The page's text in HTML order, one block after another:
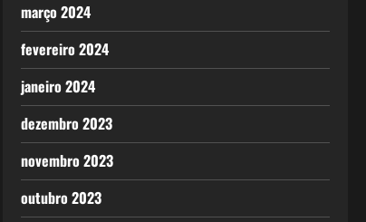
março 2024
fevereiro 2024
janeiro 2024
dezembro 2023
novembro 2023
outubro 2023